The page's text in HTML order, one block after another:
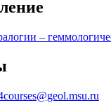
–
courses@geol.msu.ru